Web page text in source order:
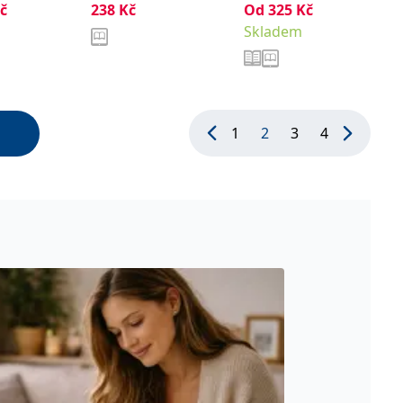
238 Kč Od325 Kč
Skladem
1 2 3 4